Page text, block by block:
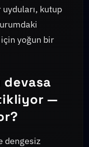
kutup
yoğun bir
devasa
—
dengesiz